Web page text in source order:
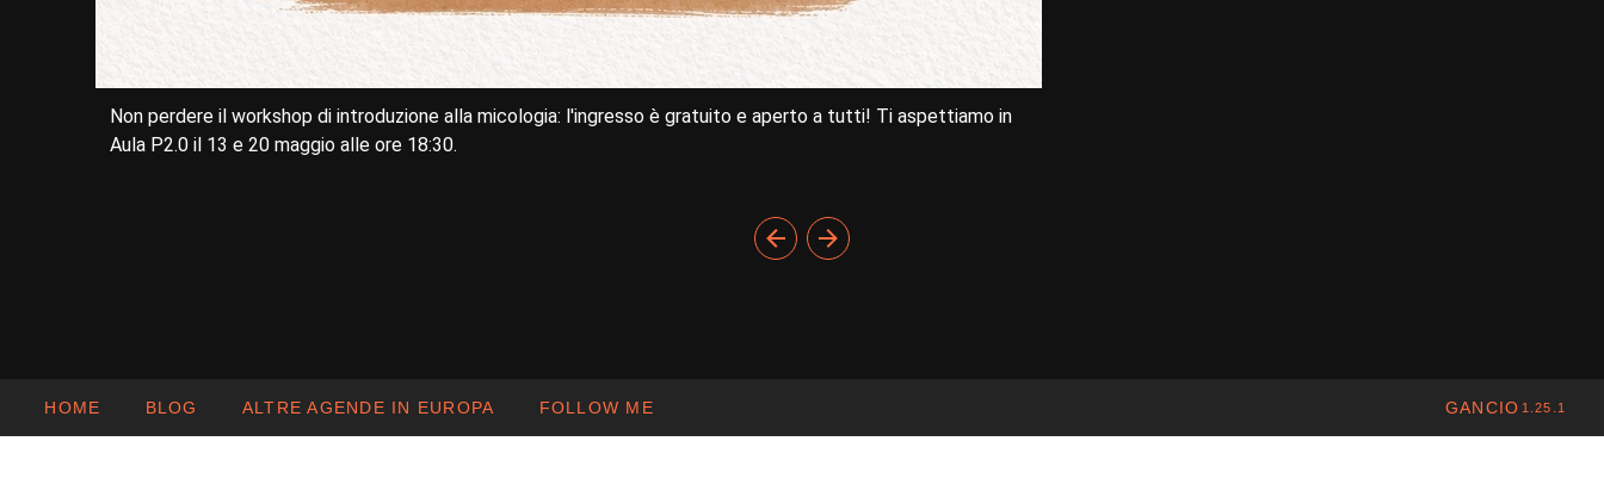
Non perdere il workshop di introduzione alla micologia: l'ingresso è gratuito e aperto a tutti! Ti aspettiamo in
Aula P2.0 il 13 e 20 maggio alle ore 18:30.
HOME BLOG ALTRE AGENDE IN EUROPA FOLLOW ME GANCIO 1.25.1